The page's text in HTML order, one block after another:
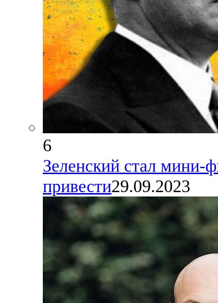
6
Зеленский стал
привести29.09.2023